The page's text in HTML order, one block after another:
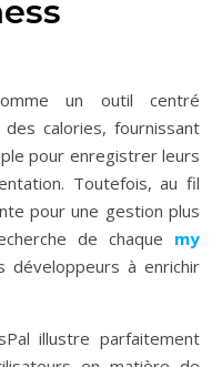
un outil centré
calories, fournissant
pour enregistrer leurs
Toutefois, au fil
pour une gestion plus
de chaque my
développeurs à enrichir
illustre parfaitement